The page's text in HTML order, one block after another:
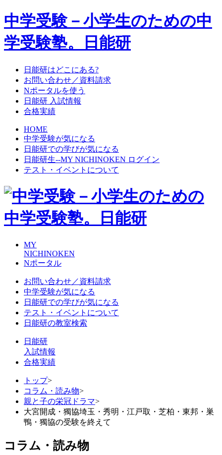
中学受験－小学生のための中
学受験塾。日能研
日能研はどこにある?
お問い合わせ／資料請求
Nポータルを使う
日能研 入試情報
合格実績
HOME
中学受験が気になる
日能研での学びが気になる
日能研生--MY NICHINOKEN ログイン
テスト・イベントについて
MY
NICHINOKEN
Nポータル
お問い合わせ／資料請求
中学受験が気になる
日能研での学びが気になる
テスト・イベントについて
日能研の教室検索
日能研
入試情報
合格実績
トップ>
コラム・読み物>
親と子の栄冠ドラマ>
大宮開成・獨協埼玉・秀明・江戸取・芝柏・東邦・巣
鴨・獨協の受験を終えて
コラム・読み物